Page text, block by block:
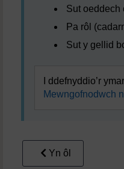
Sut oeddech
Pa rôl
Sut y gellid
I ddefnyddio’r
Mewngofnodwch
Yn ôl